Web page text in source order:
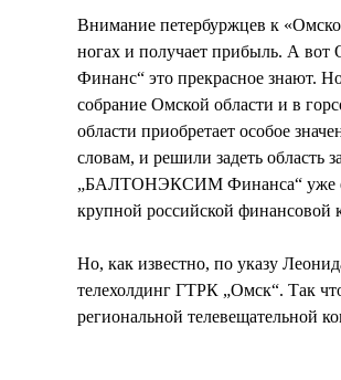
Внимание петербуржцев к
ногах и получает прибыль. А
Финанс“ это прекрасное знают.
собрание Омской области и в
области приобретает особое
словам, и решили задеть
„БАЛТОНЭКСИМ Финанса“ уже
крупной российской финансовой
Но, как известно, по указу
телехолдинг ГТРК „Омск“. Так
региональной телевещательной